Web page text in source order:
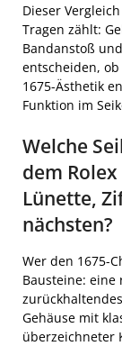
Dieser
Tragen zählt:
Bandanstoß
entscheiden,
1675-Ästhetik
Funktion im
Welche
dem Rolex
Lünette,
nächsten?
Wer den 1675-
Bausteine: eine
Gehäuse mit
überzeichneter